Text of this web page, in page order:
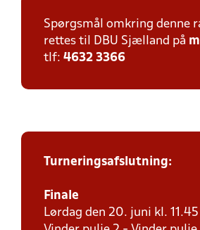
Spørgsmål omkring denne
rettes til DBU Sjælland på
tlf: 4632 3366
Turneringsafslutning:
Finale
Lørdag den 20. juni kl.